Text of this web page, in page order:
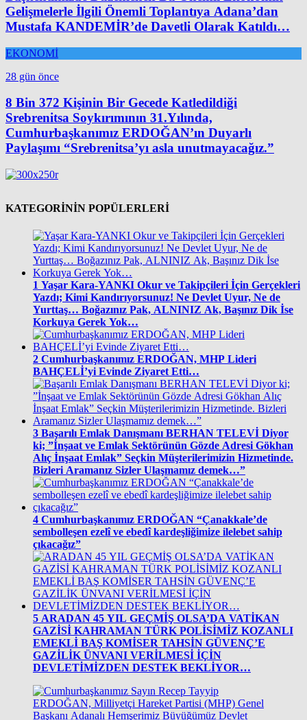
Gelişmelerle İlgili Önemli Toplantıya Adana’dan
Mustafa KANDEMİR’de Davetli Olarak Katıldı…
EKONOMİ
28 gün önce
8 Bin 372 Kişinin Bir Gecede Katledildiği
Srebrenitsa Soykırımının 31.Yılında,
Cumhurbaşkanımız ERDOĞAN’ın Duyarlı
Paylaşımı “Srebrenitsa’yı asla unutmayacağız.”
KATEGORİNİN POPÜLERLERİ
1 Yaşar Kara-YANKI Okur ve Takipçileri İçin Gerçekleri
Yazdı; Kimi Kandırıyorsunuz! Ne Devlet Uyur, Ne de
Yurttaş… Boğazınız Pak, ALNINIZ Ak, Başınız Dik İse
Korkuya Gerek Yok…
2 Cumhurbaşkanımız ERDOĞAN, MHP Lideri
BAHÇELİ’yi Evinde Ziyaret Etti…
3 Başarılı Emlak Danışmanı BERHAN TELEVİ Diyor
ki; ”İnşaat ve Emlak Sektörünün Gözde Adresi Gökhan
Alıç İnşaat Emlak” Seçkin Müşterilerimizin Hizmetinde.
Bizleri Aramanız Sizler Ulaşmamız demek…”
4 Cumhurbaşkanımız ERDOĞAN “Çanakkale’de
sembolleşen ezelî ve ebedî kardeşliğimize ilelebet sahip
çıkacağız”
5 ARADAN 45 YIL GEÇMİŞ OLSA’DA VATİKAN
GAZİSİ KAHRAMAN TÜRK POLİSİMİZ KOZANLI
EMEKLİ BAŞ KOMİSER TAHSİN GÜVENÇ’E
GAZİLİK ÜNVANI VERİLMESİ İÇİN
DEVLETİMİZDEN DESTEK BEKLİYOR…